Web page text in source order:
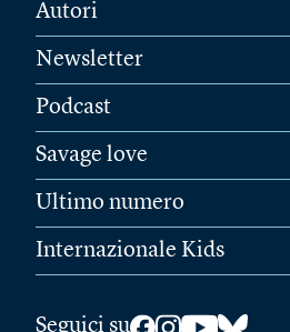
Autori
Newsletter
Podcast
Savage love
Ultimo numero
Internazionale Kids
Seguici su